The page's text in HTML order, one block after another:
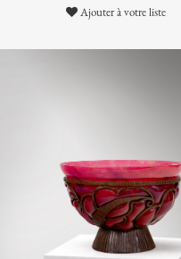
Ajouter à votre liste